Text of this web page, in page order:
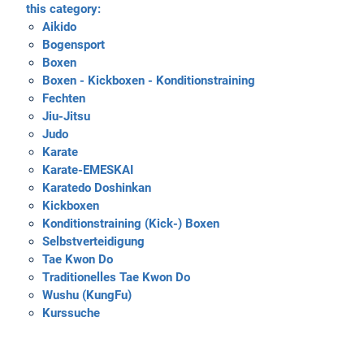
this category:
Aikido
Bogensport
Boxen
Boxen - Kickboxen - Konditionstraining
Fechten
Jiu-Jitsu
Judo
Karate
Karate-EMESKAI
Karatedo Doshinkan
Kickboxen
Konditionstraining (Kick-) Boxen
Selbstverteidigung
Tae Kwon Do
Traditionelles Tae Kwon Do
Wushu (KungFu)
Kurssuche